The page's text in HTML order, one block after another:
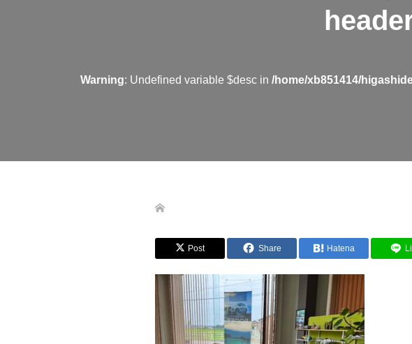
Warning: Undefined variable $desc in /home/xb851414/
Post Share Hatena